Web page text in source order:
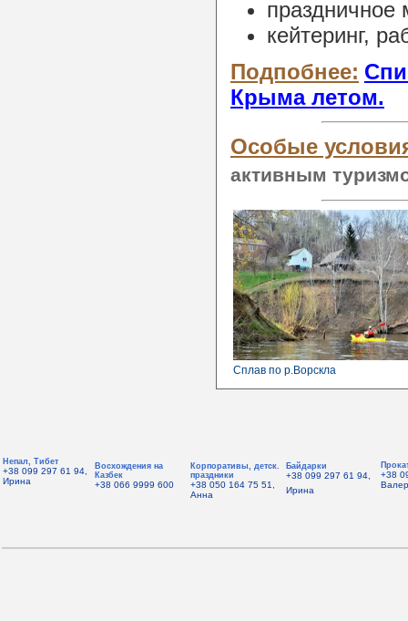
кейтеринг,
Подпобнее:
Крыма летом.
Особые
активным
Сплав по р.Ворскла
Непал, Тибет
+38 099 297 61 94,
Ирина
Восхождения на
Казбек
+38 066 9999 600
Корпоративы, детск.
праздники
+38 050 164 75 51,
Анна
Байдарки
+38 099 297 61 94,
Ирина
+38